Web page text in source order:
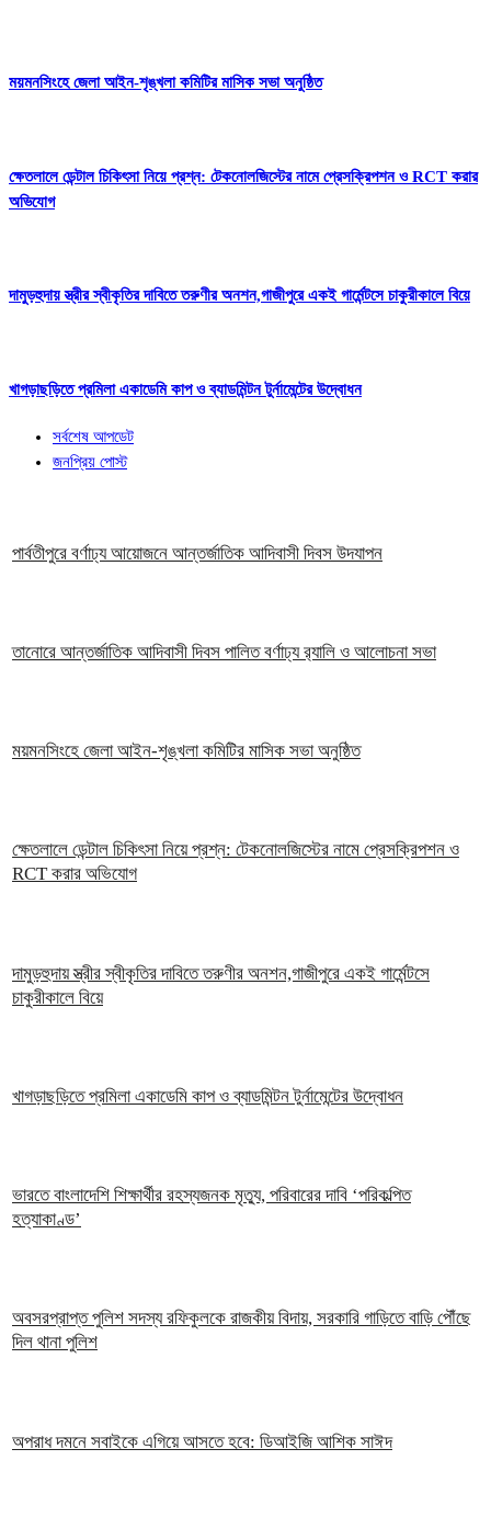
ময়মনসিংহে জেলা আইন-শৃঙ্খলা কমিটির মাসিক সভা অনুষ্ঠিত
ক্ষেতলালে ডেন্টাল চিকিৎসা নিয়ে প্রশ্ন: টেকনোলজিস্টের নামে প্রেসক্রিপশন ও RCT করার
অভিযোগ
দামুড়হুদায় স্ত্রীর স্বীকৃতির দাবিতে তরুণীর অনশন,গাজীপুরে একই গার্মেন্টসে চাকুরীকালে বিয়ে
খাগড়াছড়িতে প্রমিলা একাডেমি কাপ ও ব্যাডমিন্টন টুর্নামেন্টের উদ্বোধন
সর্বশেষ আপডেট
জনপ্রিয় পোস্ট
পার্বতীপুরে বর্ণাঢ্য আয়োজনে আন্তর্জাতিক আদিবাসী দিবস উদযাপন
তানোরে আন্তর্জাতিক আদিবাসী দিবস পালিত বর্ণাঢ্য র‍্যালি ও আলোচনা সভা
ময়মনসিংহে জেলা আইন-শৃঙ্খলা কমিটির মাসিক সভা অনুষ্ঠিত
ক্ষেতলালে ডেন্টাল চিকিৎসা নিয়ে প্রশ্ন: টেকনোলজিস্টের নামে প্রেসক্রিপশন ও
RCT করার অভিযোগ
দামুড়হুদায় স্ত্রীর স্বীকৃতির দাবিতে তরুণীর অনশন,গাজীপুরে একই গার্মেন্টসে
চাকুরীকালে বিয়ে
খাগড়াছড়িতে প্রমিলা একাডেমি কাপ ও ব্যাডমিন্টন টুর্নামেন্টের উদ্বোধন
ভারতে বাংলাদেশি শিক্ষার্থীর রহস্যজনক মৃত্যু, পরিবারের দাবি ‘পরিকল্পিত
হত্যাকাণ্ড’
অবসরপ্রাপ্ত পুলিশ সদস্য রফিকুলকে রাজকীয় বিদায়, সরকারি গাড়িতে বাড়ি পৌঁছে
দিল থানা পুলিশ
অপরাধ দমনে সবাইকে এগিয়ে আসতে হবে: ডিআইজি আশিক সাঈদ